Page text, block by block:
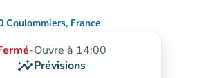
Coulommiers, France
dans Google Maps)
onglet)
-Ouvre à 14:00
insightsPrévisions